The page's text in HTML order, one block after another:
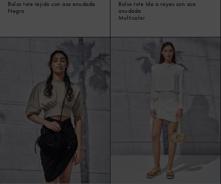
Bolso tote tejido con asa anudada
Negro
Bolso tote Ida a rayas con asa
anudada
Multicolor